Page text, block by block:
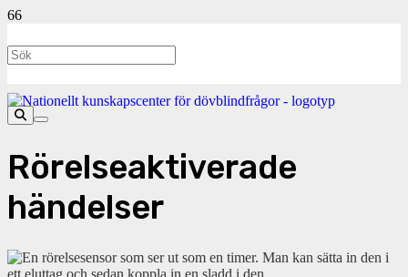
Rörelseaktiverade
händelser